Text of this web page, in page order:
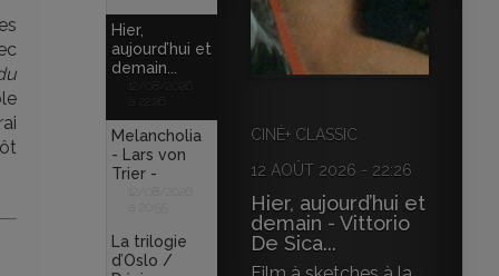
Hier,
aujourd’hui et
demain...
12/08/2026
à 22:26
Melancholia
- Lars von
Trier -
La trilogie
d’Oslo /
CINÉ+ CLASSIC
12 AOÛT 2026 - 22:26
Hier, aujourd’hui et
demain - Vittorio
De Sica...